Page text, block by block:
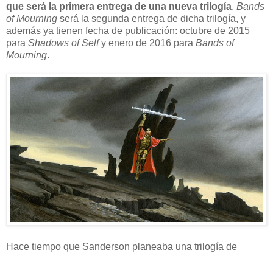
que será la primera entrega de una nueva trilogía. Bands
of Mourning será la segunda entrega de dicha trilogía, y
además ya tienen fecha de publicación: octubre de 2015
para Shadows of Selfy enero de 2016 para Bands of
Mourning.
Hace tiempo que Sanderson planeaba una trilogía de